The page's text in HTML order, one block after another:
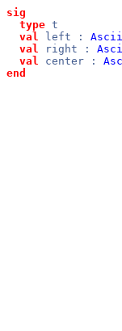
sig
type t
val left :
val right :
val center :
end